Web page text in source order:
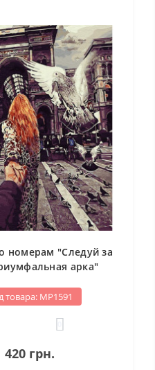
номерам "Следуй за
арка"
товара: МР1591
420 грн.